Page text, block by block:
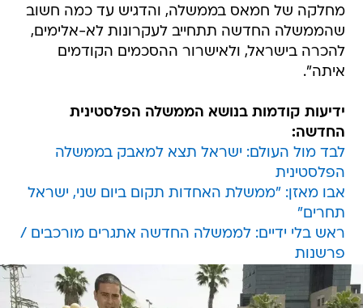
מחלקה של חמאס בממשלה, והדגיש עד כמה חשוב
שהממשלה החדשה תתחייב לעקרונות לא-אלימים,
להכרה בישראל, ולאישרור ההסכמים הקודמים
איתה".
ידיעות קודמות בנושא הממשלה הפלסטינית
החדשה:
לבד מול העולם: ישראל תצא למאבק בממשלה
הפלסטינית
אבו מאזן: "ממשלת האחדות תקום ביום שני, ישראל
תחרים"
ראש בלי ידיים: לממשלה החדשה אתגרים מורכבים /
פרשנות